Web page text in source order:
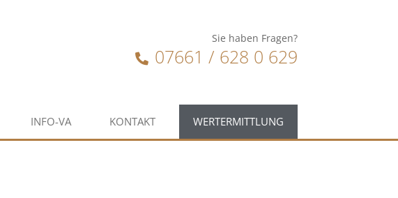
Sie haben Fragen?
07661 / 628 0 629
INFO-VA KONTAKT WERTERMITTLUNG